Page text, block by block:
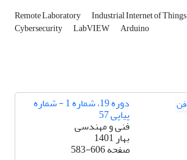
Remote Laboratory Industrial Internet of Things
Cybersecurity LabVIEW Arduino
دوره 19، شماره 1 - شماره
پیاپی 57
فنی و مهندسی
بهار 1401
صفحه583-606